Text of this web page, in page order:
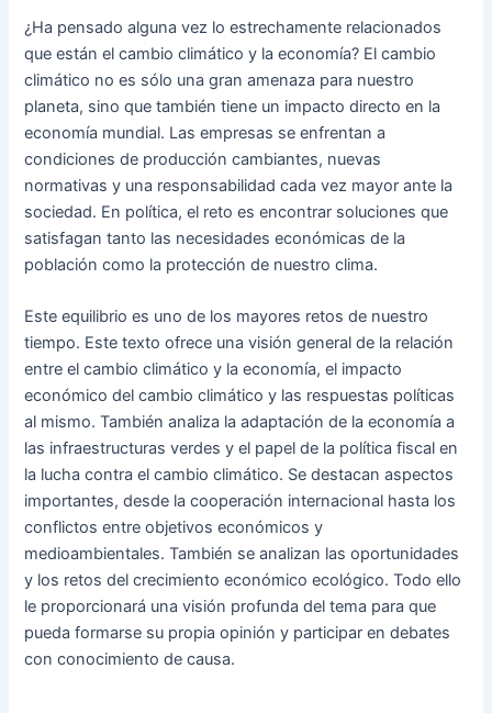
¿Ha pensado alguna vez lo estrechamente relacionados
que están el cambio climático y la economía? El cambio
climático no es sólo una gran amenaza para nuestro
planeta, sino que también tiene un impacto directo en la
economía mundial. Las empresas se enfrentan a
condiciones de producción cambiantes, nuevas
normativas y una responsabilidad cada vez mayor ante la
sociedad. En política, el reto es encontrar soluciones que
satisfagan tanto las necesidades económicas de la
población como la protección de nuestro clima.
Este equilibrio es uno de los mayores retos de nuestro
tiempo. Este texto ofrece una visión general de la relación
entre el cambio climático y la economía, el impacto
económico del cambio climático y las respuestas políticas
al mismo. También analiza la adaptación de la economía a
las infraestructuras verdes y el papel de la política fiscal en
la lucha contra el cambio climático. Se destacan aspectos
importantes, desde la cooperación internacional hasta los
conflictos entre objetivos económicos y
medioambientales. También se analizan las oportunidades
y los retos del crecimiento económico ecológico. Todo ello
le proporcionará una visión profunda del tema para que
pueda formarse su propia opinión y participar en debates
con conocimiento de causa.